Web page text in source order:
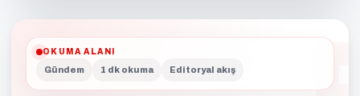
OKUMA ALANI
Gündem 1 dk okuma Editoryal akış